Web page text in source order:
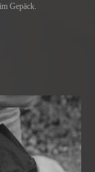
Gepäck.